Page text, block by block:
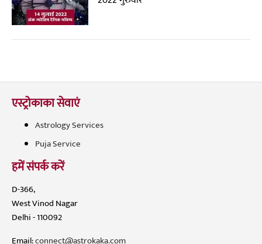
एस्ट्रोकाका सेवाएं
Astrology Services
Puja Service
हमें संपर्क करें
D-366,
West Vinod Nagar
Delhi - 110092
Email:connect@astrokaka.com